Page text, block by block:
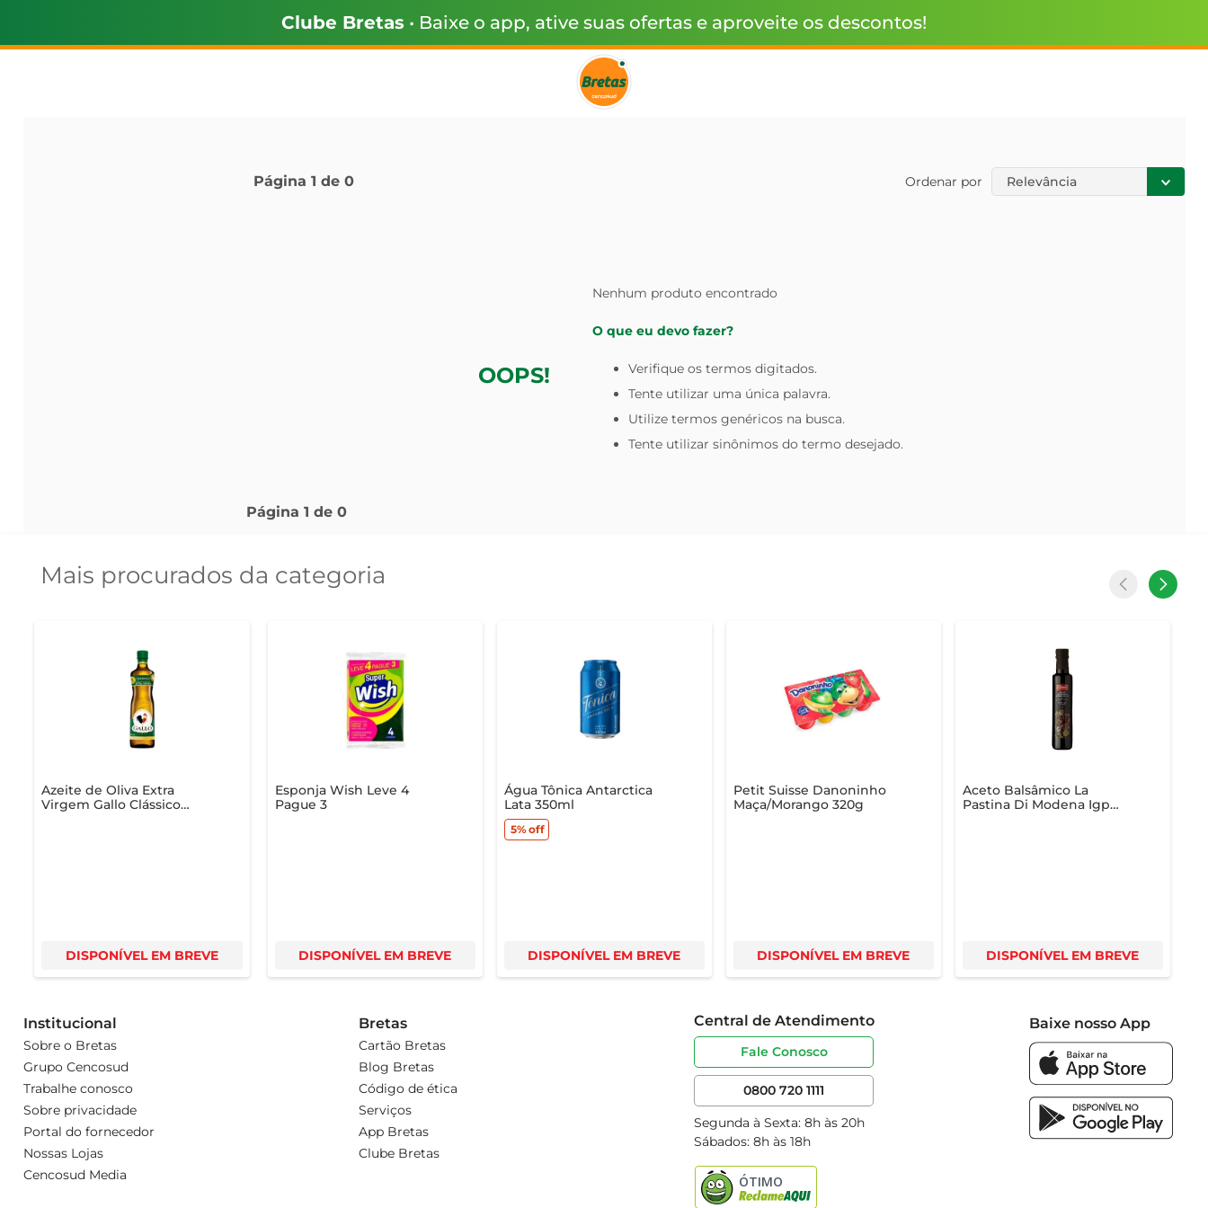
Clube Bretas • Baixe o app, ative suas ofertas e aproveite os descontos!
Página 1 de 0 Ordenar por Relevância
OOPS!
Nenhum produto encontrado
O que eu devo fazer?
Verifique os termos digitados.
Tente utilizar uma única palavra.
Utilize termos genéricos na busca.
Tente utilizar sinônimos do termo desejado.
Página 1 de 0
Mais procurados da categoria
Azeite de Oliva Extra
Virgem Gallo Clássico
DISPONÍVEL EM BREVE
Esponja Wish Leve 4
Pague 3
DISPONÍVEL EM BREVE
Água Tônica Antarctica
Lata 350ml
5%off
DISPONÍVEL EM BREVE
Petit Suisse Danoninho
Maça/Morango 320g
DISPONÍVEL EM BREVE
Aceto Balsâmico La
Pastina Di Modena Igp
DISPONÍVEL EM BREVE
Institucional
Sobre o Bretas
Grupo Cencosud
Trabalhe conosco
Sobre privacidade
Portal do fornecedor
Nossas Lojas
Cencosud Media
Bretas
Cartão Bretas
Blog Bretas
Código de ética
Serviços
App Bretas
Clube Bretas
Central de Atendimento
Fale Conosco
0800 720 1111
Segunda à Sexta: 8h às 20h
Sábados: 8h às 18h
Baixe nosso App